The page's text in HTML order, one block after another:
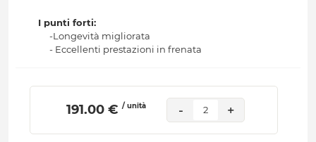
I punti forti:
-Longevità migliorata
- Eccellenti prestazioni in frenata
191.00 € / unità - 2 +